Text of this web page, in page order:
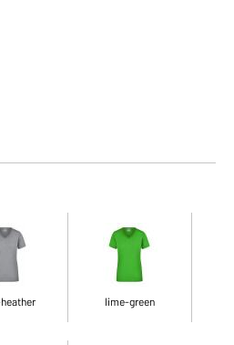
lime-green